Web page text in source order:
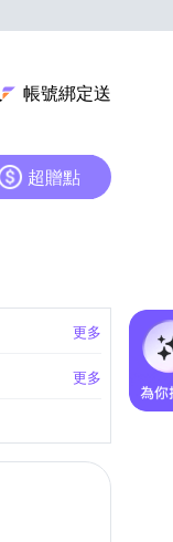
帳號綁定送
超贈點
更多
更多